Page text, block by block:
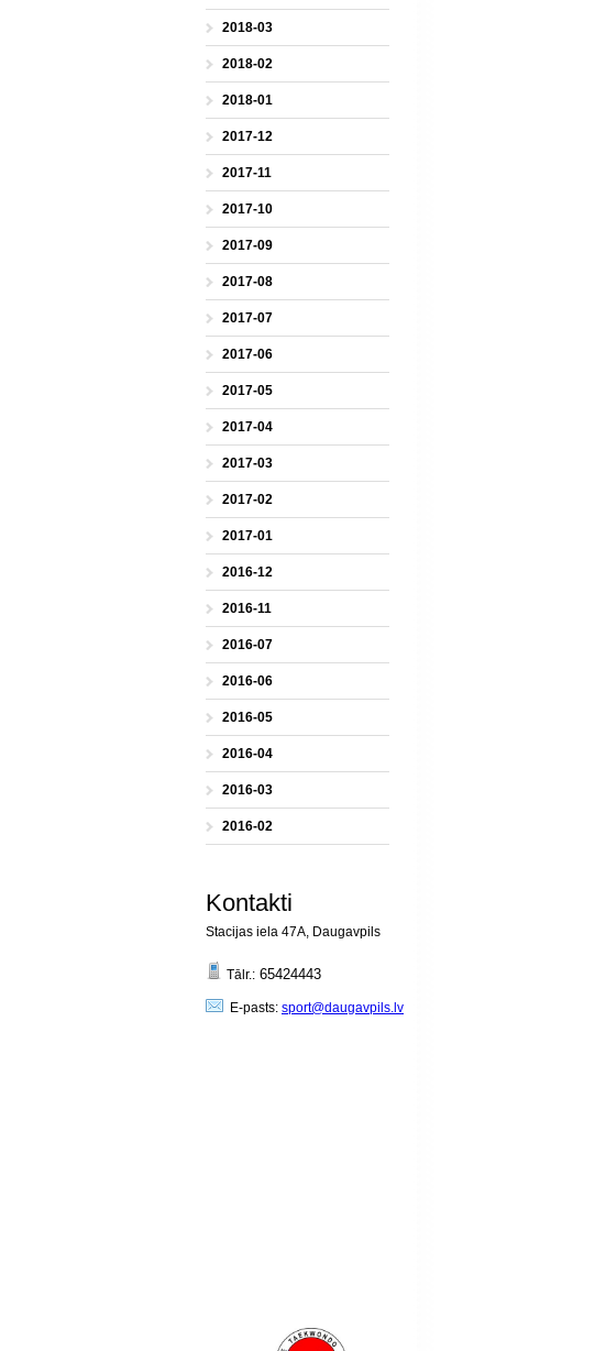
2018-03
2018-02
2018-01
2017-12
2017-11
2017-10
2017-09
2017-08
2017-07
2017-06
2017-05
2017-04
2017-03
2017-02
2017-01
2016-12
2016-11
2016-07
2016-06
2016-05
2016-04
2016-03
2016-02
Kontakti
Stacijas iela 47A, Daugavpils
Tālr.: 65424443
E-pasts: sport@daugavpils.lv